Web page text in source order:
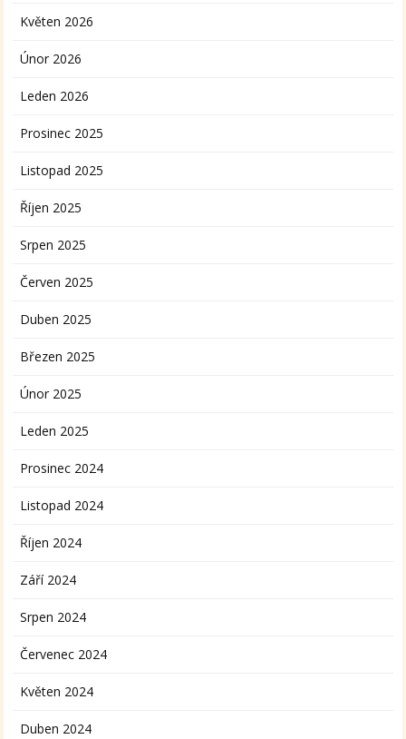
Květen 2026
Únor 2026
Leden 2026
Prosinec 2025
Listopad 2025
Říjen 2025
Srpen 2025
Červen 2025
Duben 2025
Březen 2025
Únor 2025
Leden 2025
Prosinec 2024
Listopad 2024
Říjen 2024
Září 2024
Srpen 2024
Červenec 2024
Květen 2024
Duben 2024